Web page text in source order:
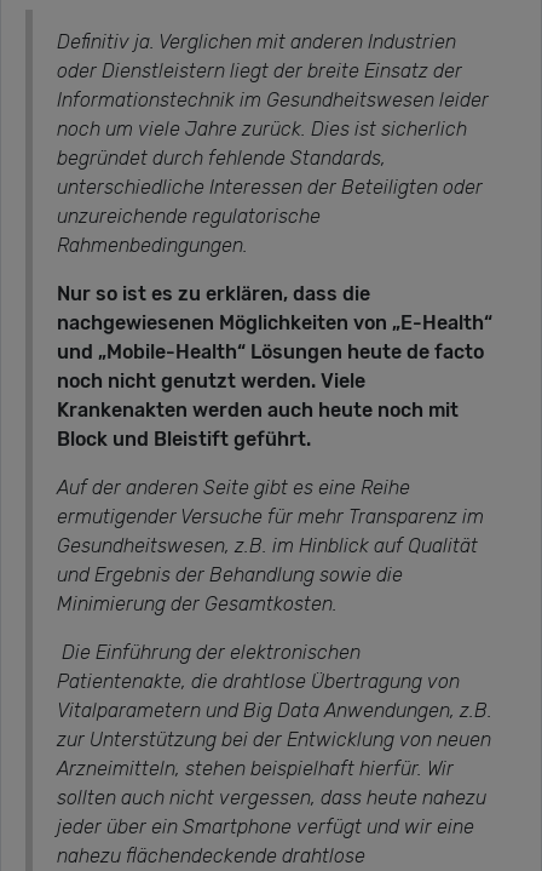
Definitiv ja. Verglichen mit anderen Industrien
oder Dienstleistern liegt der breite Einsatz der
Informationstechnik im Gesundheitswesen leider
noch um viele Jahre zurück. Dies ist sicherlich
begründet durch fehlende Standards,
unterschiedliche Interessen der Beteiligten oder
unzureichende regulatorische
Rahmenbedingungen.
Nur so ist es zu erklären, dass die
nachgewiesenen Möglichkeiten von „E-Health“
und „Mobile-Health“ Lösungen heute de facto
noch nicht genutzt werden. Viele
Krankenakten werden auch heute noch mit
Block und Bleistift geführt.
Auf der anderen Seite gibt es eine Reihe
ermutigender Versuche für mehr Transparenz im
Gesundheitswesen, z.B. im Hinblick auf Qualität
und Ergebnis der Behandlung sowie die
Minimierung der Gesamtkosten.
Die Einführung der elektronischen
Patientenakte, die drahtlose Übertragung von
Vitalparametern und Big Data Anwendungen, z.B.
zur Unterstützung bei der Entwicklung von neuen
Arzneimitteln, stehen beispielhaft hierfür. Wir
sollten auch nicht vergessen, dass heute nahezu
jeder über ein Smartphone verfügt und wir eine
nahezu flächendeckende drahtlose